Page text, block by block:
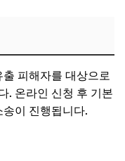
피해자를 대상으로
. 온라인 신청 후 기본
이 진행됩니다.